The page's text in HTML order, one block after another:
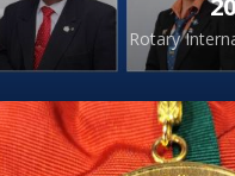
Rotary